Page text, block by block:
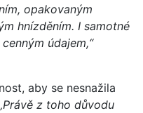
opakovaným
hnízděním. I samotné
údajem,“
aby se nesnažila
z toho důvodu